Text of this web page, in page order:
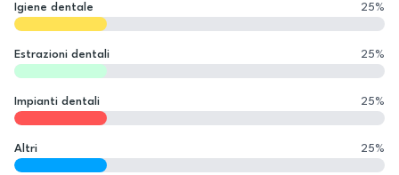
Igiene dentale 25%
Estrazioni dentali 25%
Impianti dentali 25%
Altri 25%